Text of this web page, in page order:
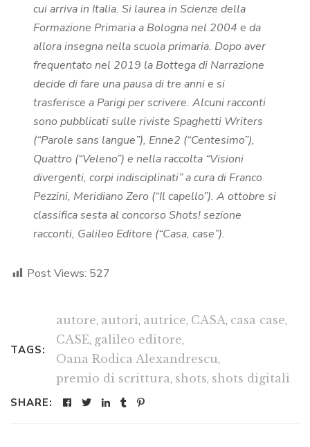
cui arriva in Italia. Si laurea in Scienze della
Formazione Primaria a Bologna nel 2004 e da
allora insegna nella scuola primaria. Dopo aver
frequentato nel 2019 la Bottega di Narrazione
decide di fare una pausa di tre anni e si
trasferisce a Parigi per scrivere. Alcuni racconti
sono pubblicati sulle riviste Spaghetti Writers
(“Parole sans langue”), Enne2 (“Centesimo”),
Quattro (“Veleno”) e nella raccolta “Visioni
divergenti, corpi indisciplinati” a cura di Franco
Pezzini, Meridiano Zero (“Il capello”). A ottobre si
classifica sesta al concorso Shots! sezione
racconti, Galileo Editore (“Casa, case”).
Post Views: 527
TAGS:
autore, autori, autrice, CASA, casa case,
CASE, galileo editore,
Oana Rodica Alexandrescu,
premio di scrittura, shots, shots digitali
SHARE: